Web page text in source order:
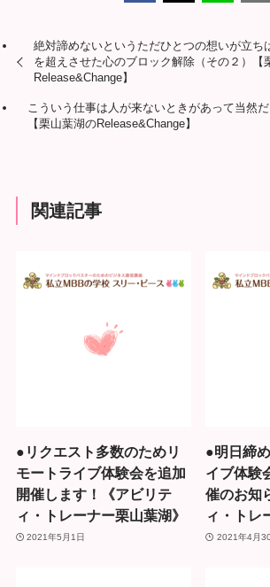
絶対諦めないというただひとつの想いが立ち
を超えさせた心のブロック解除（その２）【
Release&Change】
こういう仕事は人が来ないときがあって当然
【栗山葉湖のRelease&Change】
関連記事
●リクエスト多数のためリ
モートライブ体験会を追加
開催します！《アビリテ
ィ・トレーナー栗山葉湖》
2021年5月1日
●明日締
イブ体験
催のお知
ィ・トレ
2021年4月